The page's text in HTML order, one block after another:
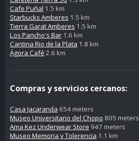
Cafe Puñal 1.5 km
Starbucks Amberes 1.5 km
Tierra Garat Amberes 1.5 km
Los Pancho's Bar 1.6 km
Cantina Rio de la Plata 1.8 km
Ágora Café 2.6 km
Compras y servicios cercanos:
Casa Jacaranda 654 meters
Museo Universitario del Chopo 805 meters
Ama Kez Underwear Store 947 meters
Museo Memoria y Tolerencia 1.1 km